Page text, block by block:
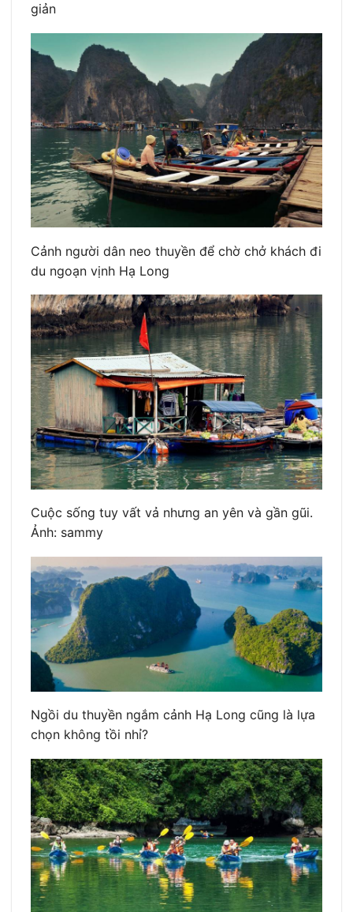
giản
Cảnh người dân neo thuyền để chờ chở khách đi
du ngoạn vịnh Hạ Long
Cuộc sống tuy vất vả nhưng an yên và gần gũi.
Ảnh: sammy
Ngồi du thuyền ngắm cảnh Hạ Long cũng là lựa
chọn không tồi nhỉ?